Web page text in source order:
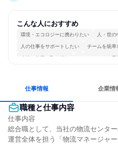
こんな人におすすめ
環境・エコロジーに携わりたい 人・世
人の仕事をサポートしたい チームを統率
冷静に仕事に取り組む チームワークを重
仕事情報 企業情
職種と仕事内容
仕事内容
総合職として、当社の物流センタ
運営全体を担う「物流マネージャー